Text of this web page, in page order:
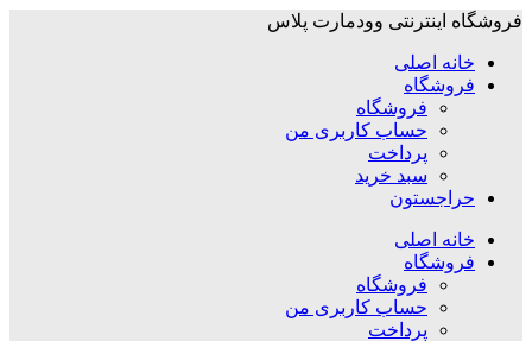
فروشگاه اینترنتی وودمارت پلاس
خانه اصلی
فروشگاه
فروشگاه
حساب کاربری من
پرداخت
سبد خرید
حراجستون
خانه اصلی
فروشگاه
فروشگاه
حساب کاربری من
پرداخت